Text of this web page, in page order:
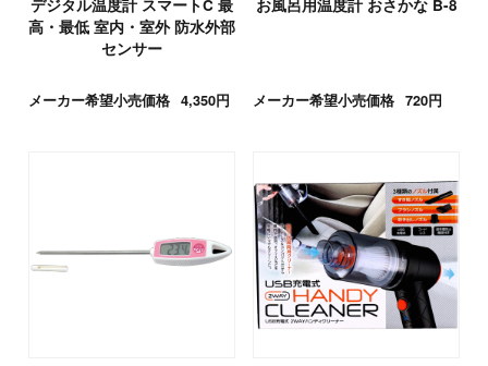
デジタル温度計 スマートC 最
高・最低 室内・室外 防水外部
センサー
メーカー希望小売価格 4,350円
お風呂用温度計 おさかな B-8
メーカー希望小売価格 720円